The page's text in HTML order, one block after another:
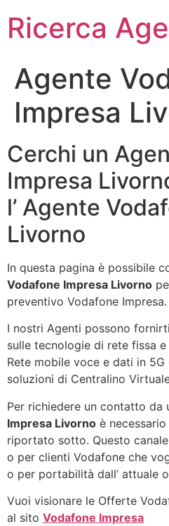
Ricerca
Agente
Impresa
Cerchi un
Impresa
l’ Agente
Livorno
In questa pagina è possibile
Vodafone Impresa Livorno
preventivo Vodafone Impresa.
I nostri Agenti possono
sulle tecnologie di rete fissa
Rete mobile voce e dati in
soluzioni di Centralino
Per richiedere un contatto da
Impresa Livorno è
riportato sotto. Questo
o per clienti Vodafone che
o per portabilità dall’ attuale
Vuoi visionare le Offerte
al sito Vodafone Impresa